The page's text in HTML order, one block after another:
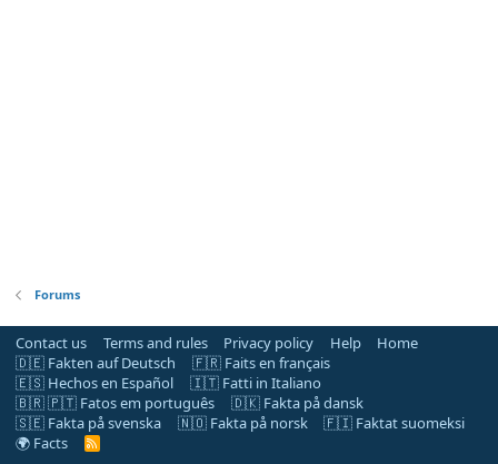
Forums
Contact us Terms and rules Privacy policy Help
Home
🇩🇪 Fakten auf Deutsch
🇫🇷 Faits en français
🇪🇸 Hechos en Español
🇮🇹 Fatti in Italiano
🇧🇷 🇵🇹 Fatos em português
🇩🇰 Fakta på dansk
🇸🇪 Fakta på svenska
🇳🇴 Fakta på norsk
🇫🇮 Faktat suomeksi
🌍 Facts
R